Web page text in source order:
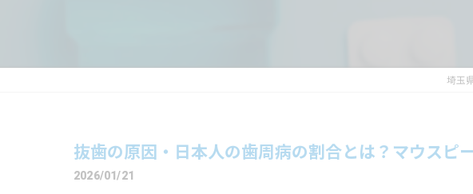
埼玉
抜歯の原因・日本人の歯周病の割合とは？マウスピ
2026/01/21